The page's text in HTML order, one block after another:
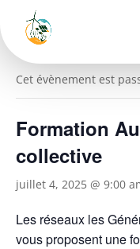
« Tous les
Cet évènement est
Formation
collective
juillet 4, 2025 @ 9:00
Les réseaux les
vous proposent une